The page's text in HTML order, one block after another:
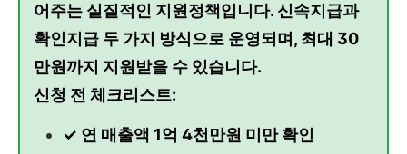
어주는 실질적인 지원정책입니다. 신속지급과
확인지급 두 가지 방식으로 운영되며, 최대 30
만원까지 지원받을 수 있습니다.
신청 전 체크리스트:
✓ 연 매출액 1억 4천만원 미만 확인